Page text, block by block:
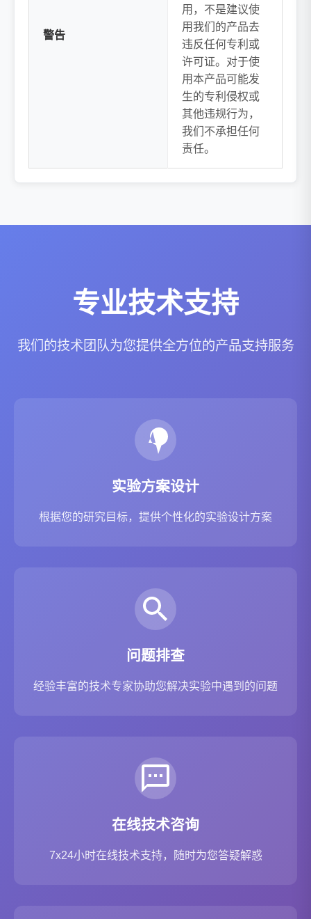
警告
用，不是建议使
用我们的产品去
违反任何专利或
许可证。对于使
用本产品可能发
生的专利侵权或
其他违规行为，
我们不承担任何
责任。
专业技术支持
我们的技术团队为您提供全方位的产品支持服务
实验方案设计
根据您的研究目标，提供个性化的实验设计方案
问题排查
经验丰富的技术专家协助您解决实验中遇到的问题
在线技术咨询
7x24小时在线技术支持，随时为您答疑解惑